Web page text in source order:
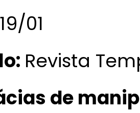
19/01
Revista
de